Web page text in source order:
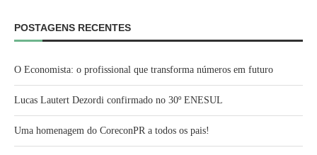
POSTAGENS RECENTES
O Economista: o profissional que transforma números em futuro
Lucas Lautert Dezordi confirmado no 30º ENESUL
Uma homenagem do CoreconPR a todos os pais!